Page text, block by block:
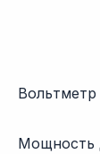
Мощность